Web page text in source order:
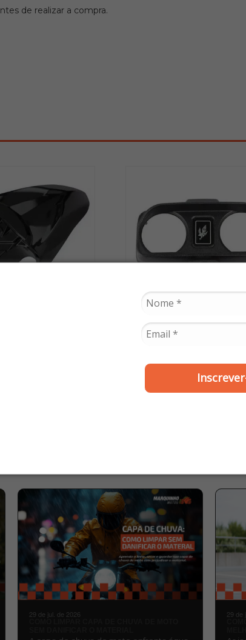
de realizar a compra.
Cg 125 / Today / Titan
1999 - Plasmoto
29 de jul. de 2026 29 de